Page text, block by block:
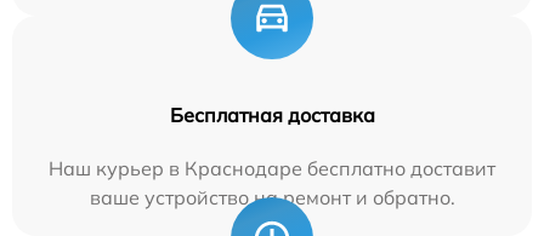
Бесплатная доставка
Наш курьер в Краснодаре бесплатно доставит
ваше устройство на ремонт и обратно.